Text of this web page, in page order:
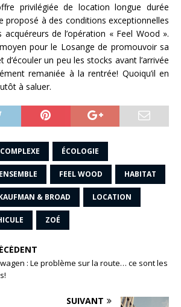
privilégiée de location longue durée
proposé à des conditions exceptionnelles
de l’opération « Feel Wood ».
pour le Losange de promouvoir sa
un peu les stocks avant l’arrivée
remaniée à la rentrée! Quoiqu’il en
à saluer.
COMPLEXE ÉCOLOGIE
ENSEMBLE FEEL WOOD HABITAT
& BROAD LOCATION
ZOÉ
: Le problème sur la route… ce sont les
SUIVANT